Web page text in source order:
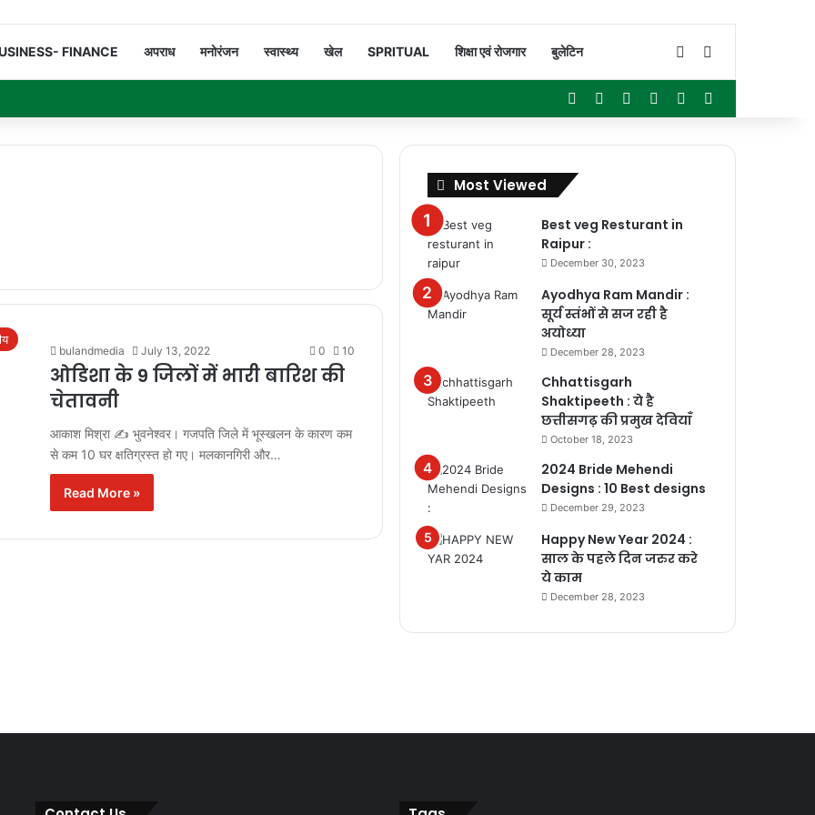
FINANCE अपराध मनोरंजन स्वास्थ्य खेल SPRITUAL शिक्षा एवं रोजगार बुलेटिन Switch skin
Facebook YouTubeInstagramWhatsApp
bulandmedia July 13, 2022 0 10
ओडिशा के 9 जिलों में भारी बारिश की
चेतावनी
आकाश मिश्रा ✍️ भुवनेश्वर। गजपति जिले में भूस्खलन के कारण कम
से कम 10 घर क्षतिग्रस्त हो गए। मलकानगिरी और…
Read More »
Most Viewed
Best veg Resturant in
Raipur :
December 30, 2023
Ayodhya Ram Mandir :
सूर्य स्तंभों से सज रही है
अयोध्या
December 28, 2023
Chhattisgarh
Shaktipeeth : ये है
छत्तीसगढ़ की प्रमुख देवियाँ
October 18, 2023
2024 Bride Mehendi
Designs : 10 Best designs
December 29, 2023
Happy New Year 2024 :
साल के पहले दिन जरुर करे
ये काम
December 28, 2023